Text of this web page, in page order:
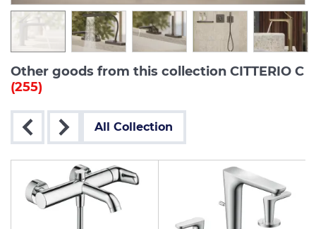
Other goods from this collection CITTERIO C
(255)
All Collection